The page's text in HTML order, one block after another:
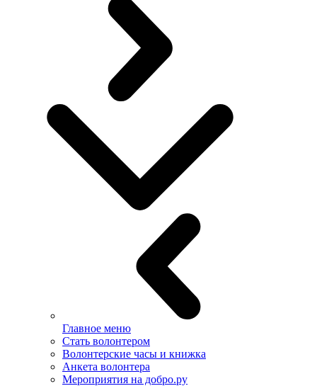
Главное меню
Стать волонтером
Волонтерские часы и книжка
Анкета волонтера
Мероприятия на добро.ру